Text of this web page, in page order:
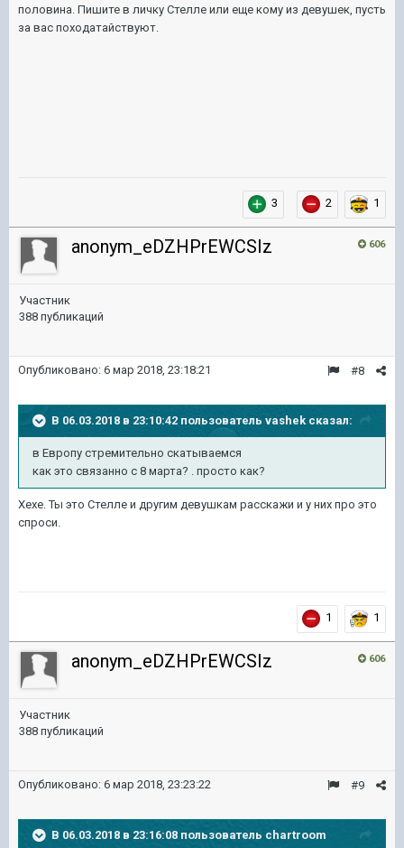
половина. Пишите в личку Стелле или еще кому из девушек, пусть
за вас походатайствуют.
3 2 1
606
anonym_eDZHPrEWCSIz
Участник
388 публикаций
#8
Опубликовано: 6 мар 2018, 23:18:21
В 06.03.2018 в 23:10:42 пользователь vashek сказал:
в Европу стремительно скатываемся
как это связанно с 8 марта? . просто как?
Хехе. Ты это Стелле и другим девушкам расскажи и у них про это
спроси.
1 1
606
anonym_eDZHPrEWCSIz
Участник
388 публикаций
#9
Опубликовано: 6 мар 2018, 23:23:22
В 06.03.2018 в 23:16:08 пользователь chartroom